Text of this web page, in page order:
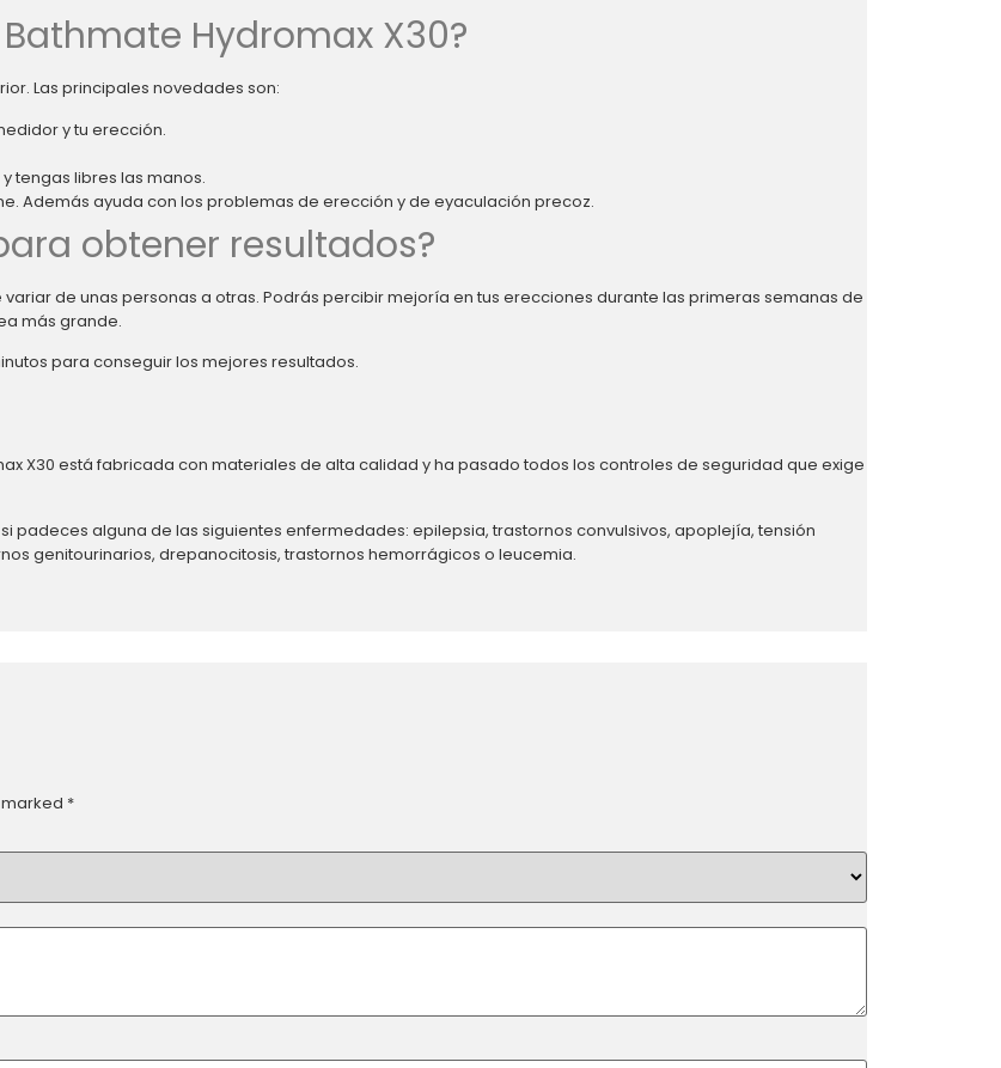
Hydromax X30?
Las principales novedades son:
y tu erección.
tengas libres las manos.
Además ayuda con los problemas de erección y de eyaculación precoz.
obtener resultados?
de unas personas a otras. Podrás percibir mejoría en tus erecciones durante las primeras semanas de
más grande.
para conseguir los mejores resultados.
X30 está fabricada con materiales de alta calidad y ha pasado todos los controles de seguridad que exige
padeces alguna de las siguientes enfermedades: epilepsia, trastornos convulsivos, apoplejía, tensión
genitourinarios, drepanocitosis, trastornos hemorrágicos o leucemia.
*